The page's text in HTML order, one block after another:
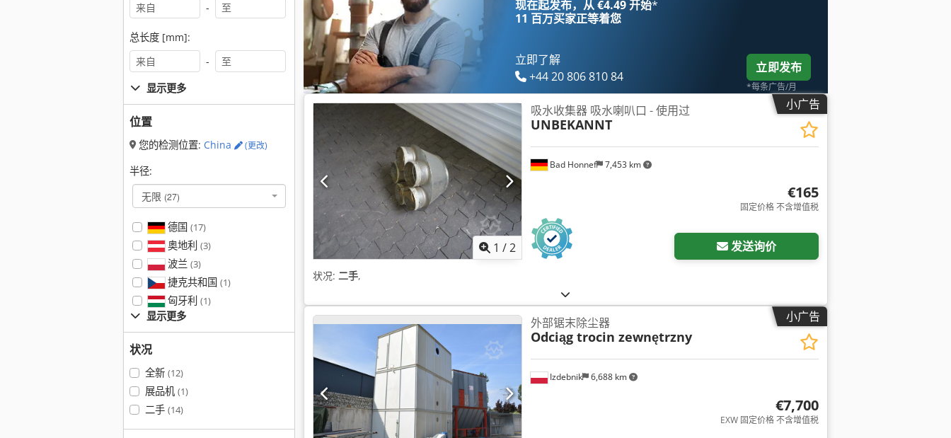
-
总长度 [mm]:
-
显示更多
位置
您的检测位置: China (更改)
半径:
无限 (27)
德国 (17)
奥地利 (3)
波兰 (3)
捷克共和国 (1)
匈牙利 (1)
显示更多
状况
全新 (12)
展品机 (1)
二手 (14)
现在起发布，从 €4.49 开始*
11 百万买家正等着您
立即了解
+44 20 806 810 84
立即发布
*每条广告/月
小广告
请求更多图片
1 /2
Bad Honnef 7,453 km
吸水收集器 吸水喇叭口 - 使用过
UNBEKANNT
€165
固定价格 不含增值税
发送询价
状况: 二手,
小广告
Izdebnik 6,688 km
外部锯末除尘器
Odciąg trocin zewnętrzny
€7,700
EXW 固定价格 不含增值税